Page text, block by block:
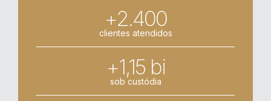
+2.400
clientes atendidos
+1,15 bi
sob custódia